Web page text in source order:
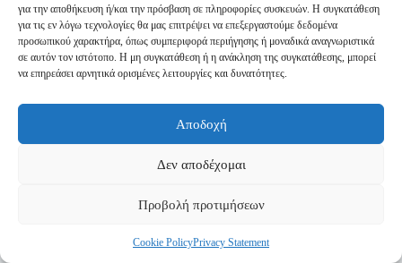
για την αποθήκευση ή/και την πρόσβαση σε πληροφορίες συσκευών. Η συγκατάθεση
για τις εν λόγω τεχνολογίες θα μας επιτρέψει να επεξεργαστούμε δεδομένα
προσωπικού χαρακτήρα, όπως συμπεριφορά περιήγησης ή μοναδικά αναγνωριστικά
σε αυτόν τον ιστότοπο. Η μη συγκατάθεση ή η ανάκληση της συγκατάθεσης, μπορεί
να επηρεάσει αρνητικά ορισμένες λειτουργίες και δυνατότητες.
Αποδοχή
Δεν αποδέχομαι
Προβολή προτιμήσεων
Cookie PolicyPrivacy Statement
Πολιτική Απορρήτου
Τρόποι Αποστολής
Τρόποι Πληρωμής